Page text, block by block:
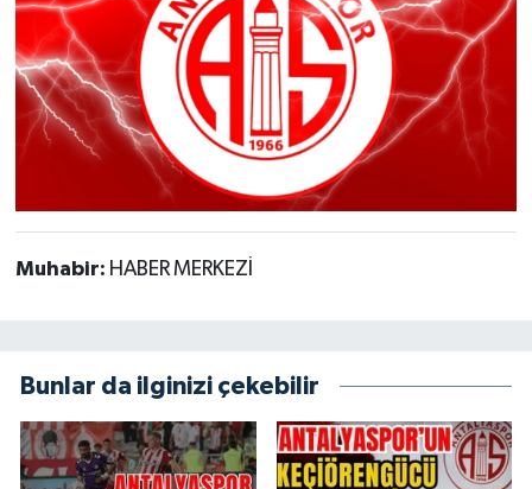
Muhabir: HABER MERKEZİ
Bunlar da ilginizi çekebilir